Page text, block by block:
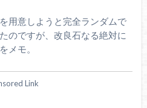
用意しようと完全ランダムで
のですが、改良石なる絶対に
メモ。
Link